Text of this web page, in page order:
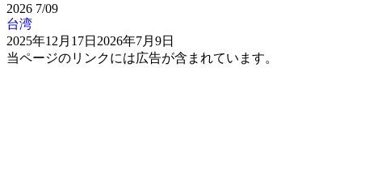
2026 7/09
台湾
2025年12月17日 2026年7月9日
当ページのリンクには広告が含まれています。